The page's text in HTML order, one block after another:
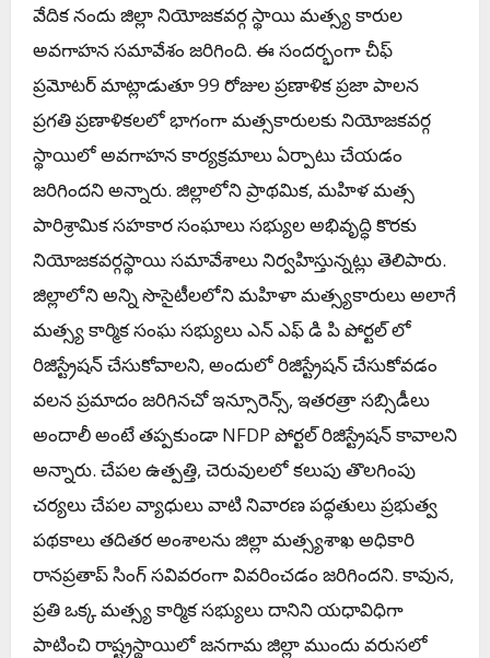
వేదిక నందు జిల్లా నియోజకవర్గ స్థాయి మత్స్య కారుల
అవగాహన సమావేశం జరిగింది. ఈ సందర్భంగా చీఫ్
ప్రమోటర్ మాట్లాడుతూ 99 రోజుల ప్రణాళిక ప్రజా పాలన
ప్రగతి ప్రణాళికలలో భాగంగా మత్సకారులకు నియోజకవర్గ
స్థాయిలో అవగాహన కార్యక్రమాలు ఏర్పాటు చేయడం
జరిగిందని అన్నారు. జిల్లాలోని ప్రాథమిక, మహిళ మత్స
పారిశ్రామిక సహకార సంఘాలు సభ్యుల అభివృద్ధి కొరకు
నియోజకవర్గస్థాయి సమావేశాలు నిర్వహిస్తున్నట్లు తెలిపారు.
జిల్లాలోని అన్ని సొసైటీలలోని మహిళా మత్స్యకారులు అలాగే
మత్స్య కార్మిక సంఘ సభ్యులు ఎన్ ఎఫ్ డి పి పోర్టల్ లో
రిజిస్ట్రేషన్ చేసుకోవాలని, అందులో రిజిస్ట్రేషన్ చేసుకోవడం
వలన ప్రమాదం జరిగినచో ఇన్సూరెన్స్, ఇతరత్రా సబ్సిడీలు
అందాలీ అంటే తప్పకుండా NFDP పోర్టల్ రిజిస్ట్రేషన్ కావాలని
అన్నారు. చేపల ఉత్పత్తి, చెరువులలో కలుపు తొలగింపు
చర్యలు చేపల వ్యాధులు వాటి నివారణ పద్ధతులు ప్రభుత్వ
పథకాలు తదితర అంశాలను జిల్లా మత్స్యశాఖ అధికారి
రానప్రతాప్ సింగ్ సవివరంగా వివరించడం జరిగిందని. కావున,
ప్రతి ఒక్క మత్స్య కార్మిక సభ్యులు దానిని యధావిధిగా
పాటించి రాష్ట్రస్థాయిలో జనగామ జిల్లా ముందు వరుసలో